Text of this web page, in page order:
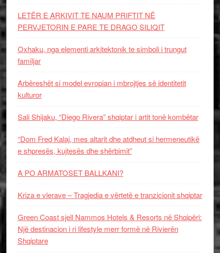
LETËR E ARKIVIT TE NAUM PRIFTIT NË
PERVJETORIN E PARE TE DRAGO SILIQIT
Oxhaku, nga elementi arkitektonik te simboli i trungut
familjar
Arbëreshët si model evropian i mbrojtjes së identitetit
kulturor
Sali Shijaku, “Diego Rivera” shqiptar i artit tonë kombëtar
“Dom Fred Kalaj, mes altarit dhe atdheut si hermeneutikë
e shpresës, kujtesës dhe shërbimit”
A PO ARMATOSET BALLKANI?
Kriza e vlerave – Tragjedia e vërtetë e tranzicionit shqiptar
Green Coast sjell Nammos Hotels & Resorts në Shqipëri:
Një destinacion i ri lifestyle merr formë në Rivierën
Shqiptare